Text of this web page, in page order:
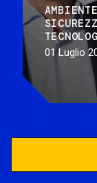
AMBIENTE
01 Luglio